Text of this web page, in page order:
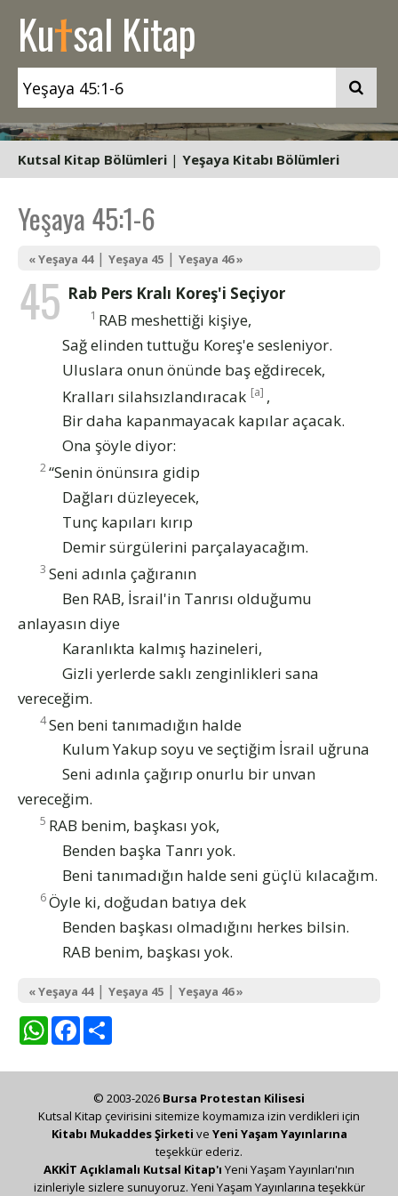
Kutsal Kitap
Kutsal Kitap Bölümleri | Yeşaya Kitabı Bölümleri
Yeşaya 45:1-6
« Yeşaya 44| Yeşaya 45 | Yeşaya 46 »
45 Rab Pers Kralı Koreş'i Seçiyor
1 RAB meshettiği kişiye,
Sağ elinden tuttuğu Koreş'e sesleniyor.
Uluslara onun önünde baş eğdirecek,
Kralları silahsızlandıracak [a] ,
Bir daha kapanmayacak kapılar açacak.
Ona şöyle diyor:
2“Senin önünsıra gidip
Dağları düzleyecek,
Tunç kapıları kırıp
Demir sürgülerini parçalayacağım.
3 Seni adınla çağıranın
Ben RAB, İsrail'in Tanrısı olduğumu
anlayasın diye
Karanlıkta kalmış hazineleri,
Gizli yerlerde saklı zenginlikleri sana
vereceğim.
4Sen beni tanımadığın halde
Kulum Yakup soyu ve seçtiğim İsrail uğruna
Seni adınla çağırıp onurlu bir unvan
vereceğim.
5 RAB benim, başkası yok,
Benden başka Tanrı yok.
Beni tanımadığın halde seni güçlü kılacağım.
6Öyle ki, doğudan batıya dek
Benden başkası olmadığını herkes bilsin.
RAB benim, başkası yok.
« Yeşaya 44| Yeşaya 45 | Yeşaya 46 »
WhatsAppFacebook
© 2003-2026 Bursa Protestan Kilisesi
Kutsal Kitap çevirisini sitemize koymamıza izin verdikleri için
Kitabı Mukaddes Şirketi ve Yeni Yaşam Yayınlarına
teşekkür ederiz.
AKKİT Açıklamalı Kutsal Kitap'ı Yeni Yaşam Yayınları'nın
izinleriyle sizlere sunuyoruz. Yeni Yaşam Yayınlarına teşekkür